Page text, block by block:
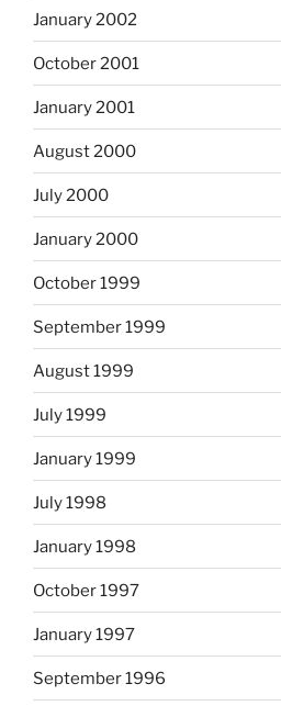
January 2002
October 2001
January 2001
August 2000
July 2000
January 2000
October 1999
September 1999
August 1999
July 1999
January 1999
July 1998
January 1998
October 1997
January 1997
September 1996